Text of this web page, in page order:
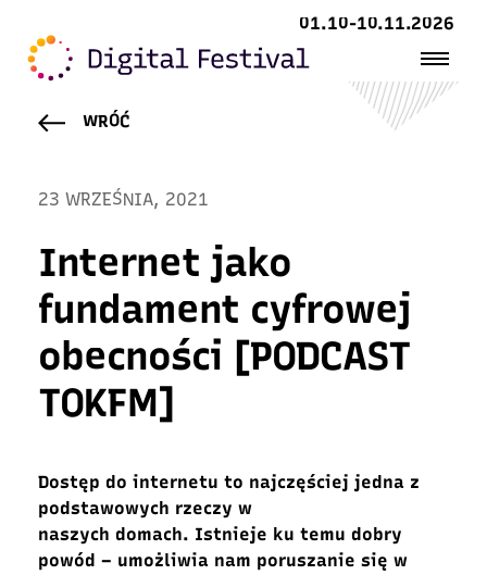
01.10-10.11.2026
WRÓĆ
23 WRZEŚNIA, 2021
Internet jako
fundament cyfrowej
obecności [PODCAST
TOKFM]
Dostęp do internetu to najczęściej jedna z
podstawowych rzeczy w
naszych domach. Istnieje ku temu dobry
powód – umożliwia nam poruszanie się w